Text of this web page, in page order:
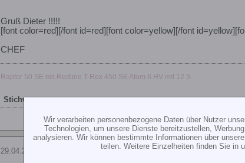
Gruß Dieter !!!!!
[font color=red][/font id=red][font color=yellow][/font
CHEF
Raptor 50 SE mit Redline T-Rex 450 SE Atom 6 HV mit 12 S
Stichworte: -
29.04.2002, 22:03
Wir verarbeiten personenbezogene Daten über Nutzer
Technologien, um unsere Dienste bereitzustellen,
analysieren. Wir können bestimmte Informationen über
teilen. Weitere Einzelheiten finden Sie in